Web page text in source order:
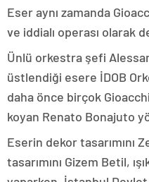
Eser aynı zamanda
ve iddialı operası olarak
Ünlü orkestra şefi
üstlendiği esere İDOB
daha önce birçok
koyan Renato Bonajuto
Eserin dekor tasarımını
tasarımını Gizem Betil,